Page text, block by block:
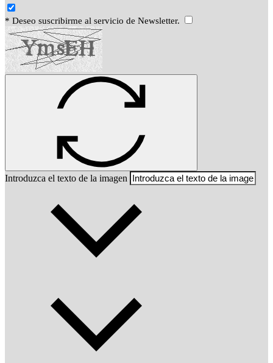
* Deseo suscribirme al servicio de Newsletter.
Introduzca el texto de la imagen